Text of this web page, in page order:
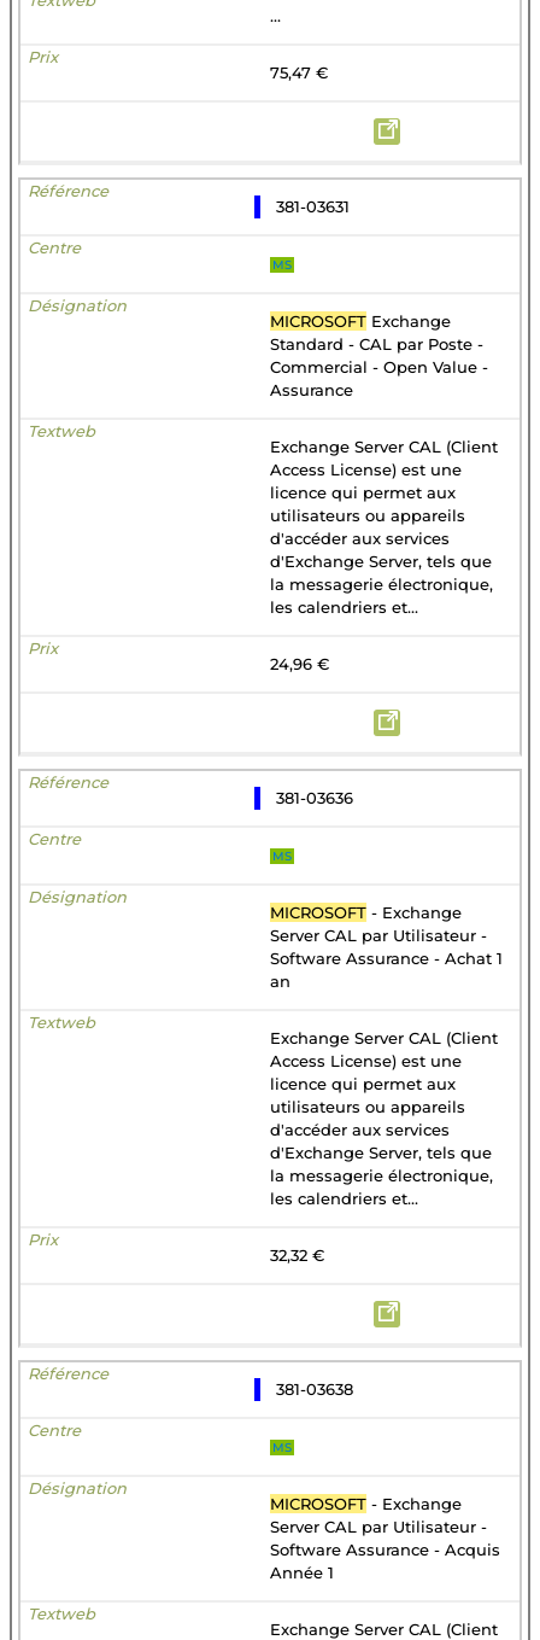
...
75,47 €
381-03631
MS
MICROSOFT Exchange
Standard - CAL par Poste -
Commercial - Open Value -
Assurance
Exchange Server CAL (Client
Access License) est une
licence qui permet aux
utilisateurs ou appareils
d'accéder aux services
d'Exchange Server, tels que
la messagerie électronique,
les calendriers et...
24,96 €
381-03636
MS
MICROSOFT - Exchange
Server CAL par Utilisateur -
Software Assurance - Achat 1
an
Exchange Server CAL (Client
Access License) est une
licence qui permet aux
utilisateurs ou appareils
d'accéder aux services
d'Exchange Server, tels que
la messagerie électronique,
les calendriers et...
32,32 €
381-03638
MS
MICROSOFT - Exchange
Server CAL par Utilisateur -
Software Assurance - Acquis
Année 1
Exchange Server CAL (Client